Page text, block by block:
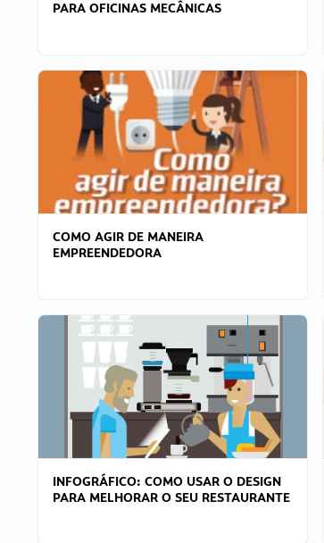
PARA OFICINAS MECÂNICAS
COMO AGIR DE MANEIRA
EMPREENDEDORA
INFOGRÁFICO: COMO USAR O DESIGN
PARA MELHORAR O SEU RESTAURANTE